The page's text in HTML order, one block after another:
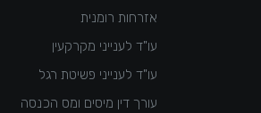
אזרחות רומנית
עו"ד לענייני מקרקעין
עו"ד לענייני פשיטת רגל
עורך דין מיסים ומס הכנסה